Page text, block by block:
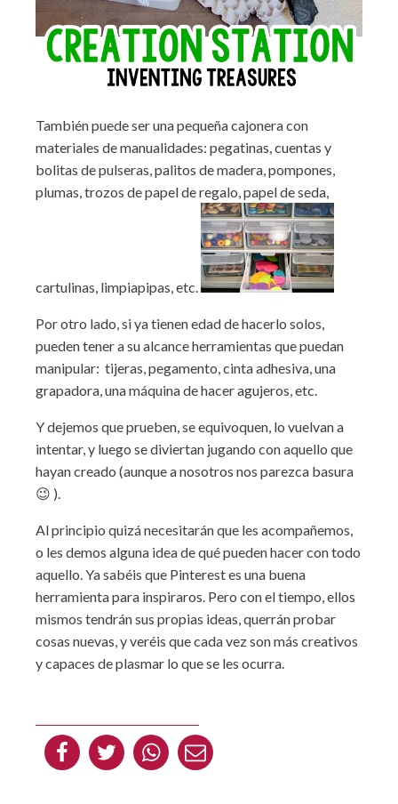
También puede ser una pequeña cajonera con
materiales de manualidades: pegatinas, cuentas y
bolitas de pulseras, palitos de madera, pompones,
plumas, trozos de papel de regalo, papel de seda,
cartulinas, limpiapipas, etc.
Por otro lado, si ya tienen edad de hacerlo solos,
pueden tener a su alcance herramientas que puedan
manipular: tijeras, pegamento, cinta adhesiva, una
grapadora, una máquina de hacer agujeros, etc.
Y dejemos que prueben, se equivoquen, lo vuelvan a
intentar, y luego se diviertan jugando con aquello que
hayan creado (aunque a nosotros nos parezca basura
😉 ).
Al principio quizá necesitarán que les acompañemos,
o les demos alguna idea de qué pueden hacer con todo
aquello. Ya sabéis que Pinterest es una buena
herramienta para inspiraros. Pero con el tiempo, ellos
mismos tendrán sus propias ideas, querrán probar
cosas nuevas, y veréis que cada vez son más creativos
y capaces de plasmar lo que se les ocurra.